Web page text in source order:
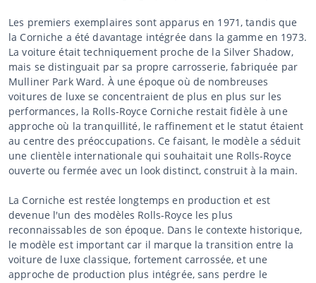
Les premiers exemplaires sont apparus en 1971, tandis que
la Corniche a été davantage intégrée dans la gamme en 1973.
La voiture était techniquement proche de la Silver Shadow,
mais se distinguait par sa propre carrosserie, fabriquée par
Mulliner Park Ward. À une époque où de nombreuses
voitures de luxe se concentraient de plus en plus sur les
performances, la Rolls-Royce Corniche restait fidèle à une
approche où la tranquillité, le raffinement et le statut étaient
au centre des préoccupations. Ce faisant, le modèle a séduit
une clientèle internationale qui souhaitait une Rolls-Royce
ouverte ou fermée avec un look distinct, construit à la main.
La Corniche est restée longtemps en production et est
devenue l'un des modèles Rolls-Royce les plus
reconnaissables de son époque. Dans le contexte historique,
le modèle est important car il marque la transition entre la
voiture de luxe classique, fortement carrossée, et une
approche de production plus intégrée, sans perdre le